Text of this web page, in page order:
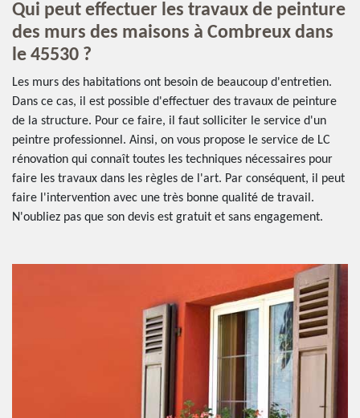
Qui peut effectuer les travaux de peinture
des murs des maisons à Combreux dans
le 45530 ?
Les murs des habitations ont besoin de beaucoup d'entretien.
Dans ce cas, il est possible d'effectuer des travaux de peinture
de la structure. Pour ce faire, il faut solliciter le service d'un
peintre professionnel. Ainsi, on vous propose le service de LC
rénovation qui connaît toutes les techniques nécessaires pour
faire les travaux dans les règles de l'art. Par conséquent, il peut
faire l'intervention avec une très bonne qualité de travail.
N'oubliez pas que son devis est gratuit et sans engagement.